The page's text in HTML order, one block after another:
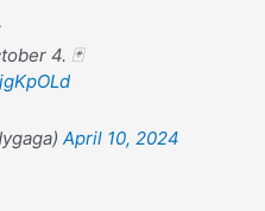
4. 🃏
April 10, 2024